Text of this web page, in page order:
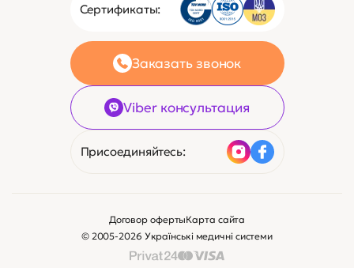
Сертификаты:
Заказать звонок
Viber консультация
Присоединяйтесь:
© 2005-2026 Українські медичні системи
Договор офертыКарта сайта